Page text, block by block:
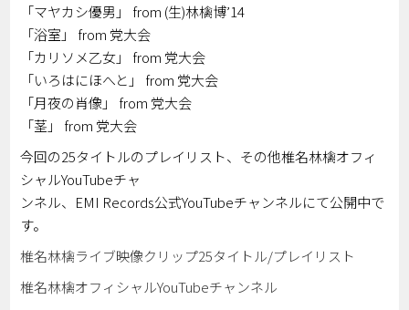
「マヤカシ優男」 from (生)林檎博’14
「浴室」 from 党大会
「カリソメ乙女」 from 党大会
「いろはにほへと」 from 党大会
「月夜の肖像」 from 党大会
「茎」 from 党大会
今回の25タイトルのプレイリスト、その他椎名林檎オフィ
シャルYouTubeチャ
ンネル、EMI Records公式YouTubeチャンネルにて公開中で
す。
椎名林檎ライブ映像クリップ25タイトル/プレイリスト
椎名林檎オフィシャルYouTubeチャンネル